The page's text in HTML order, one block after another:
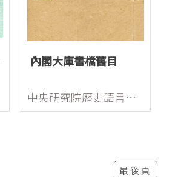
內閣大庫書檔舊目
中央研究院歷史語言研究所
最後頁